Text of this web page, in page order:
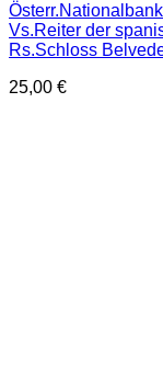
Vs.Reiter der
Rs.Schloss
25,00 €